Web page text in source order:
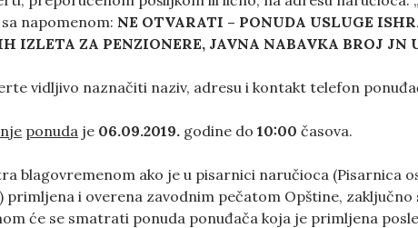
napomenom: NE OTVARATI – PONUDA USLUGE
IZLETA ZA PENZIONERE, JAVNA NABAVKA BROJ JN
vidljivo naznačiti naziv, adresu i kontakt telefon
ponuda je 06.09.2019. godine do 10:00časova.
blagovremenom ako je u pisarnici naručioca (Pisarnica
primljena i overena zavodnim pečatom Opštine, zaključno
će se smatrati ponuda ponuđača koja je primljena